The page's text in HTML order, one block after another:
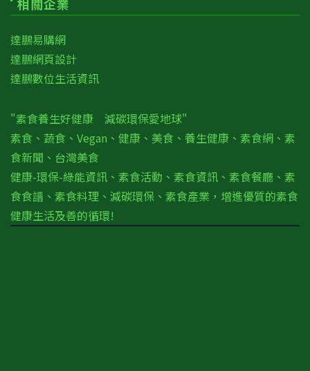
達鵬易購網
達鵬網頁設計
達鵬數位生活資訊
"素食養生好健康 減碳環保愛地球"
素食、蔬食、Vegan、健康、美食、養生健康、素食網、素
食新聞、台灣美食
健康-環保-綠能資訊、素食活動、素食資訊、素食餐廳、素
食食譜、素食料理、減碳環保、素食產業，增進優質的素食
健康生活及善的循環!